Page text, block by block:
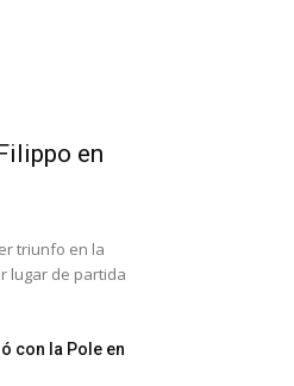
en
triunfo en la
lugar de partida
con la Pole en